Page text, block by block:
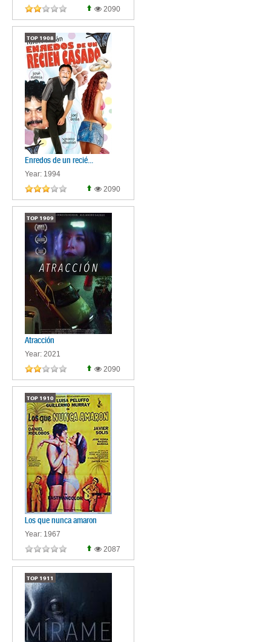
2090
TOP 1908
Enredos de un recié...
Year: 1994
2090
TOP 1909
Atracción
Year: 2021
2090
TOP 1910
Los que nunca amaron
Year: 1967
2087
TOP 1911